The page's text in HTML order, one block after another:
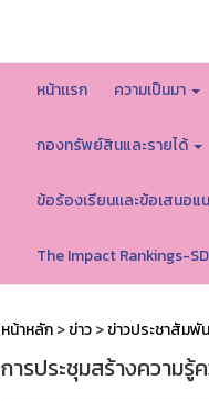
หน้าเเรก ความเป็นมา
กองทรัพย์สินและรายได้
ข้อร้องเรียนเเละข้อเสนอแ
The Impact Rankings-
หน้าหลัก>ข่าว>ข่าวประชาสัมพั
การประชุมสร้างความรู้